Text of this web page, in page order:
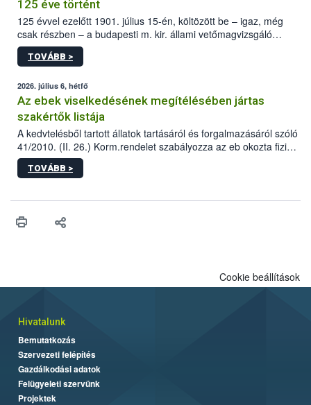
125 éve történt
125 évvel ezelőtt 1901. július 15-én, költözött be – igaz, még
csak részben – a budapesti m. kir. állami vetőmagvizsgáló
állomás a Kis Rókus utca 15. szám alatti, Czigler Győző által
tervezett új épületébe.
TOVÁBB >
2026. július 6, hétfő
Az ebek viselkedésének megítélésében jártas
szakértők listája
A kedvtelésből tartott állatok tartásáról és forgalmazásáról szóló
41/2010. (II. 26.) Korm.rendelet szabályozza az eb okozta fizikai
sérülés, illetve ennek veszélye keletkezésekor felmerülő
hatósági feladatokat, valamint a veszélyes eb tartását és annak
vonni az ebek viselkedésének megítélésében jártas szakértőt.
TOVÁBB >
Cookie beállítások
Hivatalunk
Bemutatkozás
Szervezeti felépítés
Gazdálkodási adatok
Felügyeleti szervünk
Projektek